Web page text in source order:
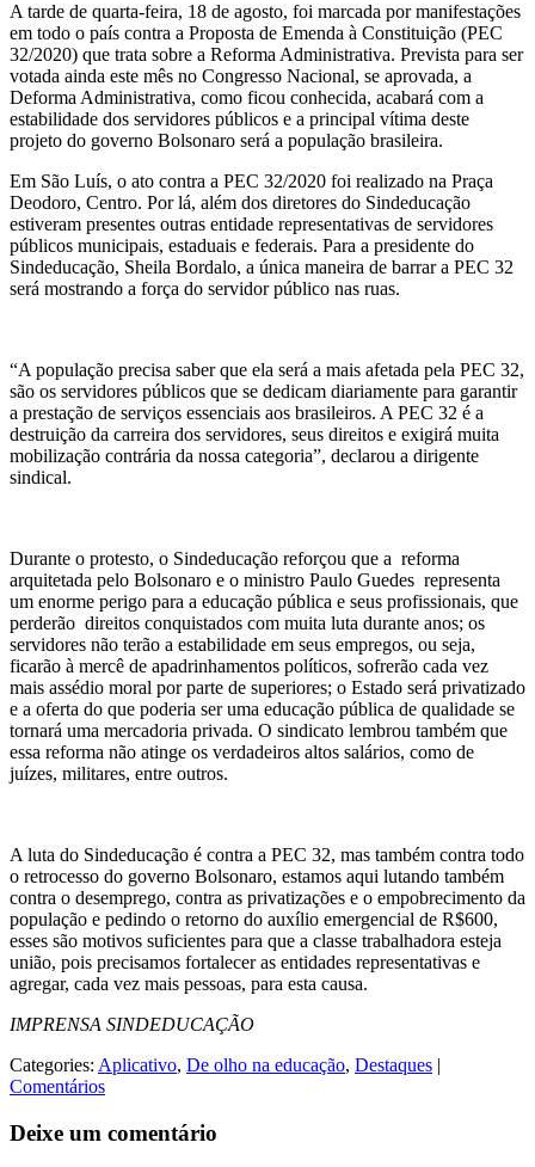
A tarde de quarta-feira, 18 de agosto, foi marcada por manifestações
em todo o país contra a Proposta de Emenda à Constituição (PEC
32/2020) que trata sobre a Reforma Administrativa. Prevista para ser
votada ainda este mês no Congresso Nacional, se aprovada, a
Deforma Administrativa, como ficou conhecida, acabará com a
estabilidade dos servidores públicos e a principal vítima deste
projeto do governo Bolsonaro será a população brasileira.
Em São Luís, o ato contra a PEC 32/2020 foi realizado na Praça
Deodoro, Centro. Por lá, além dos diretores do Sindeducação
estiveram presentes outras entidade representativas de servidores
públicos municipais, estaduais e federais. Para a presidente do
Sindeducação, Sheila Bordalo, a única maneira de barrar a PEC 32
será mostrando a força do servidor público nas ruas.
“A população precisa saber que ela será a mais afetada pela PEC 32,
são os servidores públicos que se dedicam diariamente para garantir
a prestação de serviços essenciais aos brasileiros. A PEC 32 é a
destruição da carreira dos servidores, seus direitos e exigirá muita
mobilização contrária da nossa categoria”, declarou a dirigente
sindical.
Durante o protesto, o Sindeducação reforçou que a reforma
arquitetada pelo Bolsonaro e o ministro Paulo Guedes representa
um enorme perigo para a educação pública e seus profissionais, que
perderão direitos conquistados com muita luta durante anos; os
servidores não terão a estabilidade em seus empregos, ou seja,
ficarão à mercê de apadrinhamentos políticos, sofrerão cada vez
mais assédio moral por parte de superiores; o Estado será privatizado
e a oferta do que poderia ser uma educação pública de qualidade se
tornará uma mercadoria privada. O sindicato lembrou também que
essa reforma não atinge os verdadeiros altos salários, como de
juízes, militares, entre outros.
A luta do Sindeducação é contra a PEC 32, mas também contra todo
o retrocesso do governo Bolsonaro, estamos aqui lutando também
contra o desemprego, contra as privatizações e o empobrecimento da
população e pedindo o retorno do auxílio emergencial de R$600,
esses são motivos suficientes para que a classe trabalhadora esteja
união, pois precisamos fortalecer as entidades representativas e
agregar, cada vez mais pessoas, para esta causa.
IMPRENSA SINDEDUCAÇÃO
Categories: Aplicativo, De olho na educação, Destaques |
Comentários
Deixe um comentário